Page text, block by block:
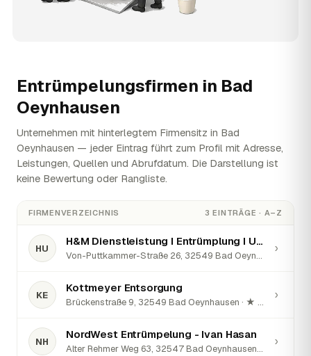
Entrümpelungsfirmen in Bad
Oeynhausen
Unternehmen mit hinterlegtem Firmensitz in Bad
Oeynhausen — jeder Eintrag führt zum Profil mit Adresse,
Leistungen, Quellen und Abrufdatum. Die Darstellung ist
keine Bewertung oder Rangliste.
FIRMENVERZEICHNIS 3 EINTRÄGE · A–Z
HU
H&M Dienstleistung I Entrümplung I Umzug
Von-Puttkammer-Straße 26, 32549 Bad Oeynhausen · ★ 5 (5)
›
KE
Kottmeyer Entsorgung
Brückenstraße 9, 32549 Bad Oeynhausen · ★ 2,3 (9)
›
NH
NordWest Entrümpelung - Ivan Hasan
Alter Rehmer Weg 63, 32547 Bad Oeynhausen · ★ 5 (8)
›